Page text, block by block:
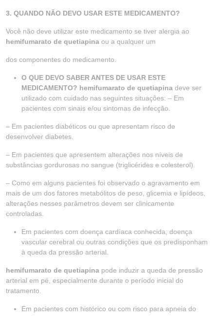
3. QUANDO NÃO DEVO USAR ESTE MEDICAMENTO?
Você não deve utilizar este medicamento se tiver alergia ao
hemifumarato de quetiapina ou a qualquer um
dos componentes do medicamento.
O QUE DEVO SABER ANTES DE USAR ESTE
MEDICAMENTO? hemifumarato de quetiapina deve ser
utilizado com cuidado nas seguintes situações: – Em
pacientes com sinais e/ou sintomas de infecção.
– Em pacientes diabéticos ou que apresentam risco de
desenvolver diabetes.
– Em pacientes que apresentem alterações nos níveis de
substâncias gordurosas no sangue (triglicérides e colesterol).
– Como em alguns pacientes foi observado o agravamento em
mais de um dos fatores metabólitos de peso, glicemia e lipídeos,
alterações nesses parâmetros devem ser clinicamente
controladas.
Em pacientes com doença cardíaca conhecida, doença
vascular cerebral ou outras condições que os predisponham
à queda da pressão arterial.
hemifumarato de quetiapina pode induzir a queda de pressão
arterial em pé, especialmente durante o período inicial do
tratamento.
Em pacientes com histórico ou com risco para apneia do